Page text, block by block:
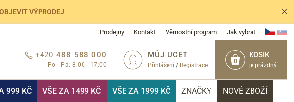
OBJEVIT VÝPRODEJ
Prodejny Kontakt Věrnostní program Jak vybrat
0
KOŠÍK
je prázdný
MŮJ ÚČET
Přihlášení / Registrace
+420 488 588 000
Po - Pá: 8:00 - 17:00
999 KČ VŠE ZA 1499 KČ VŠE ZA 1999 KČ ZNAČKY NOVÉ ZBOŽÍ